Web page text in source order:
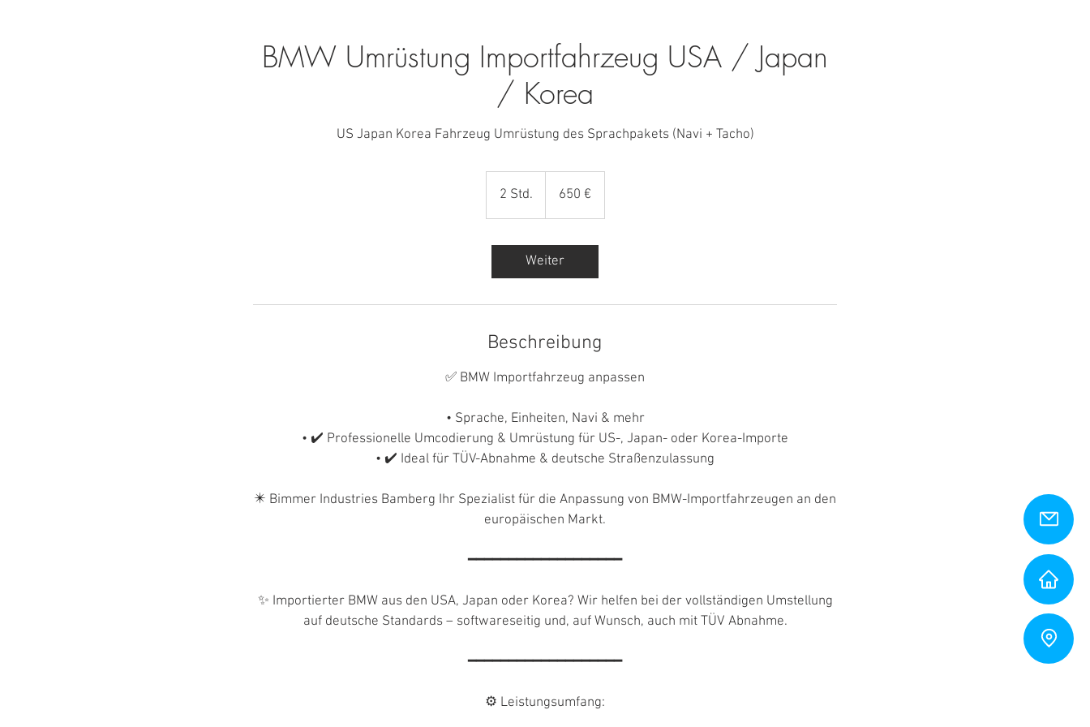
BMW Umrüstung Importfahrzeug USA / Japan
/ Korea
US Japan Korea Fahrzeug Umrüstung des Sprachpakets (Navi + Tacho)
2 Std.
S
d
.
650 €
Weiter
Beschreibung
✅ BMW Importfahrzeug anpassen
• Sprache, Einheiten, Navi & mehr
• ✔️ Professionelle Umcodierung & Umrüstung für US-, Japan- oder Korea-Importe
• ✔️ Ideal für TÜV-Abnahme & deutsche Straßenzulassung
✴️ Bimmer Industries Bamberg Ihr Spezialist für die Anpassung von BMW-Importfahrzeugen an den
europäischen Markt.
━━━━━━━━━━━━━━━━━━━
✨ Importierter BMW aus den USA, Japan oder Korea? Wir helfen bei der vollständigen Umstellung
auf deutsche Standards – softwareseitig und, auf Wunsch, auch mit TÜV Abnahme.
━━━━━━━━━━━━━━━━━━━
⚙️ Leistungsumfang: